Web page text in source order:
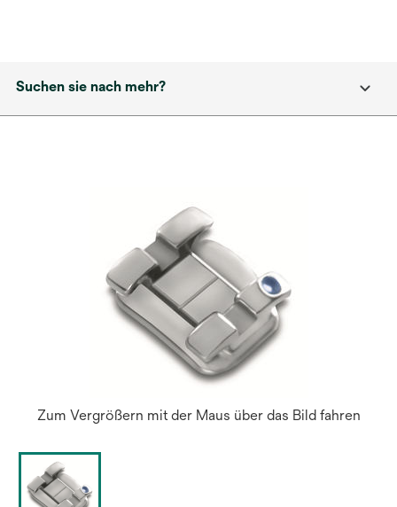
Suchen sie nach mehr?
Zum Vergrößern mit der Maus über das Bild fahren